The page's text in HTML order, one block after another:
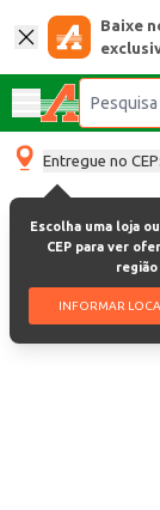
Baixe
Entregue no CEP:
Escolha uma loja
CEP para ver
região
INFORMAR